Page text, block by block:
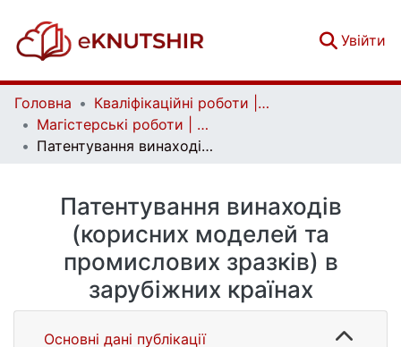
Увійти
Головна
Кваліфікаційні роботи | Qualifying works
Магістерські роботи | Master's theses
Патентування винаходів (корисних моделей та промислових зразків) в зарубіжних країнах
Патентування винаходів
(корисних моделей та
промислових зразків) в
зарубіжних країнах
Основні дані публікації